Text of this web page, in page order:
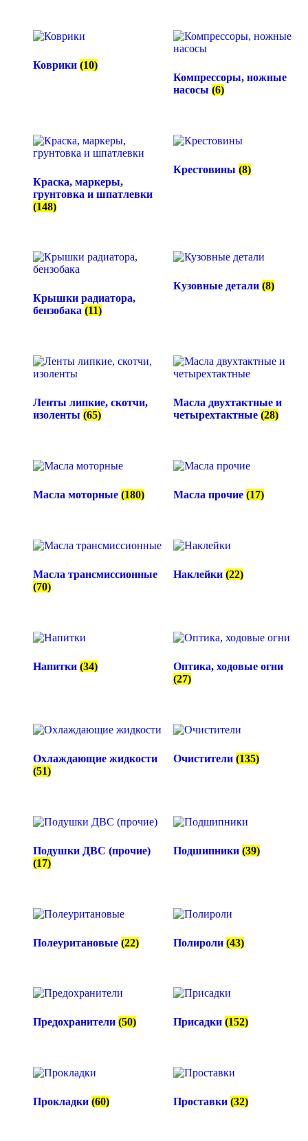
Коврики (10)
Компрессоры, ножные
насосы (6)
Краска, маркеры,
грунтовка и шпатлевки
(148)
Крестовины (8)
Крышки радиатора,
бензобака (11)
Кузовные детали (8)
Ленты липкие, скотчи,
изоленты (65)
Масла двухтактные и
четырехтактные (28)
Масла моторные (180) Масла прочие (17)
Масла трансмиссионные
(70)
Наклейки (22)
Напитки (34)
Оптика, ходовые огни
(27)
Охлаждающие жидкости
(51)
Очистители (135)
Подушки ДВС (прочие)
(17)
Подшипники (39)
Полеуритановые (22) Полироли (43)
Предохранители (50) Присадки (152)
Прокладки (60) Проставки (32)